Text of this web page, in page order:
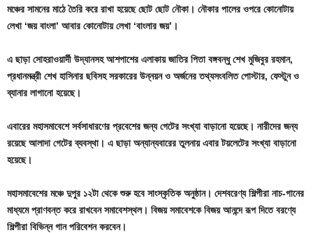
মঞ্চের সামনের মাঠে তৈরি করে রাখা হয়েছে ছোট ছোট নৌকা। নৌকার পালের ওপরে কোনোটায়
লেখা ‘জয় বাংলা’ আবার কোনোটায় লেখা ‘বাংলার জয়’।
এ ছাড়া সোহরাওয়ার্দী উদ্যানসহ আশপাশের এলাকায় জাতির পিতা বঙ্গবন্ধু শেখ মুজিবুর রহমান,
প্রধানমন্ত্রী শেখ হাসিনার ছবিসহ সরকারের উন্নয়ন ও অর্জনের তথ্যসংবলিত পোস্টার, ফেস্টুন ও
ব্যানার লাগানো হয়েছে।
এবারের মহাসমাবেশে সর্বসাধারণের প্রবেশের জন্য গেটের সংখ্যা বাড়ানো হয়েছে। নারীদের জন্য
রয়েছে আলাদা গেটের ব্যবস্থা। এ ছাড়া অন্যান্যবারের তুলনায় এবার টয়লেটের সংখ্যা বাড়ানো
হয়েছে।
মহাসমাবেশের মঞ্চে দুপুর ১২টা থেকে শুরু হবে সাংস্কৃতিক অনুষ্ঠান। দেশবরেণ্য শিল্পীরা নাচ-গানের
মাধ্যমে প্রাণবন্ত করে রাখবেন সমাবেশস্থল। বিজয় সমাবেশকে বিজয় আনন্দে রূপ দিতে বরণ্যে
শিল্পীরা বিভিন্ন গান পরিবেশন করবেন।